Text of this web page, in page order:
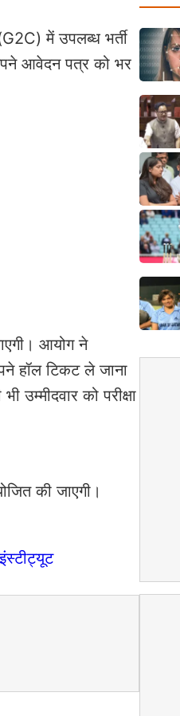
में उपलब्ध भर्ती
आवेदन पत्र को भर
आयोग ने
हॉल टिकट ले जाना
उम्मीदवार को परीक्षा
की जाएगी।